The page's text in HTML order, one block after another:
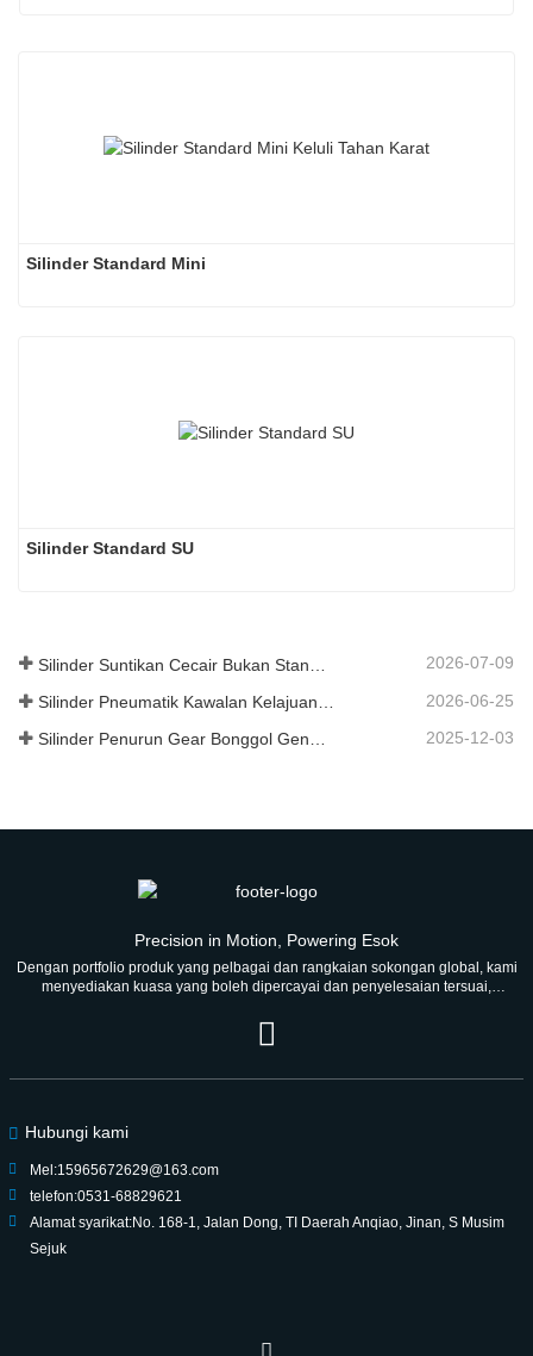
Silinder Standard Mini
Silinder Standard SU
2026-07-09
2026-06-25
2025-12-03
Precision in Motion, Powering Esok
Dengan portfolio produk yang pelbagai dan rangkaian sokongan global, kami
menyediakan kuasa yang boleh dipercayai dan penyelesaian tersuai,
Hubungi kami
Mel:15965672629@163.com
telefon:0531-68829621
Alamat syarikat:No. 168-1, Jalan Dong, TI Daerah Anqiao, Jinan, S Musim
Sejuk